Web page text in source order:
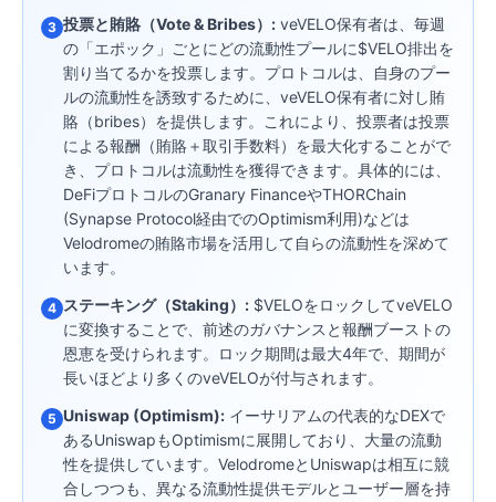
3 投票と賄賂（Vote & Bribes）: veVELO保有者は、毎週
の「エポック」ごとにどの流動性プールに$VELO排出を
割り当てるかを投票します。プロトコルは、自身のプー
ルの流動性を誘致するために、veVELO保有者に対し賄
賂（bribes）を提供します。これにより、投票者は投票
による報酬（賄賂＋取引手数料）を最大化することがで
き、プロトコルは流動性を獲得できます。具体的には、
DeFiプロトコルのGranary FinanceやTHORChain
(Synapse Protocol経由でのOptimism利用)などは
Velodromeの賄賂市場を活用して自らの流動性を深めて
います。
4 ステーキング（Staking）: $VELOをロックしてveVELO
に変換することで、前述のガバナンスと報酬ブーストの
恩恵を受けられます。ロック期間は最大4年で、期間が
長いほどより多くのveVELOが付与されます。
5 Uniswap (Optimism): イーサリアムの代表的なDEXで
あるUniswapもOptimismに展開しており、大量の流動
性を提供しています。VelodromeとUniswapは相互に競
合しつつも、異なる流動性提供モデルとユーザー層を持